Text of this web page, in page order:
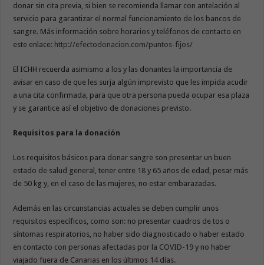
donar sin cita previa, si bien se recomienda llamar con antelación al
servicio para garantizar el normal funcionamiento de los bancos de
sangre. Más información sobre horarios y teléfonos de contacto en
este enlace: http://efectodonacion.com/puntos-fijos/
El ICHH recuerda asimismo a los y las donantes la importancia de
avisar en caso de que les surja algún imprevisto que les impida acudir
a una cita confirmada, para que otra persona pueda ocupar esa plaza
y se garantice así el objetivo de donaciones previsto.
Requisitos para la donación
Los requisitos básicos para donar sangre son presentar un buen
estado de salud general, tener entre 18 y 65 años de edad, pesar más
de 50 kg y, en el caso de las mujeres, no estar embarazadas.
Además en las circunstancias actuales se deben cumplir unos
requisitos específicos, como son: no presentar cuadros de tos o
síntomas respiratorios, no haber sido diagnosticado o haber estado
en contacto con personas afectadas por la COVID-19 y no haber
viajado fuera de Canarias en los últimos 14 días.